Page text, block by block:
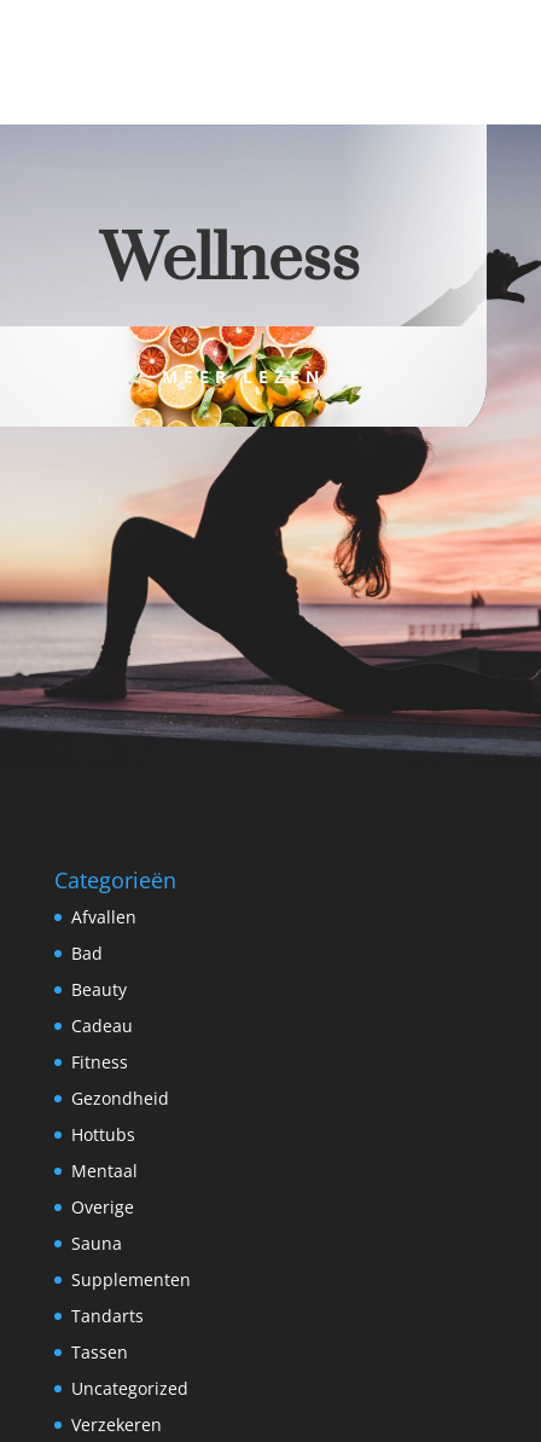
Wellness
MEER LEZEN
Categorieën
Afvallen
Bad
Beauty
Cadeau
Fitness
Gezondheid
Hottubs
Mentaal
Overige
Sauna
Supplementen
Tandarts
Tassen
Uncategorized
Verzekeren